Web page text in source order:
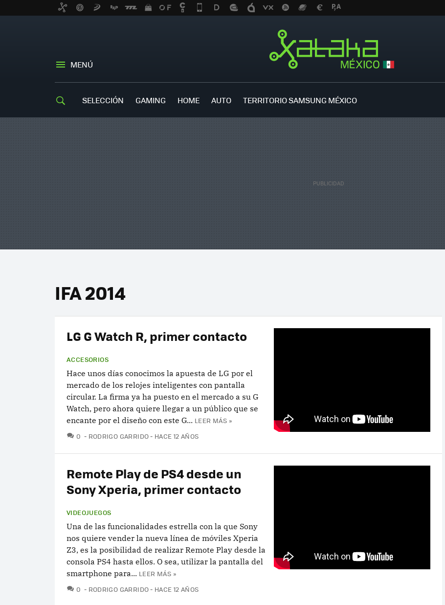
MENÚ
SELECCIÓN GAMING HOME AUTO TERRITORIO SAMSUNG MÉXICO
IFA 2014
LG G Watch R, primer contacto
ACCESORIOS
Hace unos días conocimos la apuesta de LG por el
mercado de los relojes inteligentes con pantalla
circular. La firma ya ha puesto en el mercado a su G
Watch, pero ahora quiere llegar a un público que se
encante por el diseño con este G... LEER MÁS »
0 COMENTARIOS
RODRIGO GARRIDO HACE 12 AÑOS
Remote Play de PS4 desde un
Sony Xperia, primer contacto
VIDEOJUEGOS
Una de las funcionalidades estrella con la que Sony
nos quiere vender la nueva línea de móviles Xperia
Z3, es la posibilidad de realizar Remote Play desde la
consola PS4 hasta ellos. O sea, utilizar la pantalla del
smartphone para... LEER MÁS »
0 COMENTARIOS
RODRIGO GARRIDO HACE 12 AÑOS